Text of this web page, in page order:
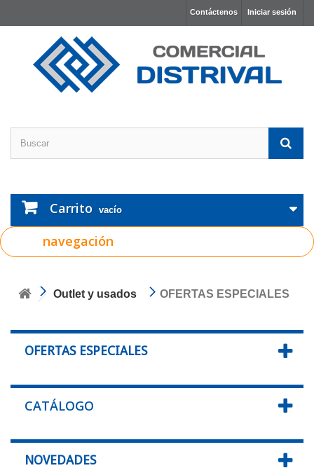
Iniciar sesión
Contáctenos
Carrito vacío
navegación
Outlet y usados OFERTAS ESPECIALES
OFERTAS ESPECIALES
CATÁLOGO
NOVEDADES